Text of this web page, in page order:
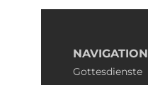
NAVIGATION
Gottesdienste